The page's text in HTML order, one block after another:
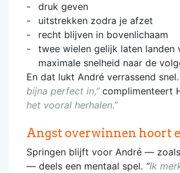
druk geven
uitstrekken zodra je afzet
recht blijven in bovenlichaam
twee wielen gelijk laten landen
maximale snelheid naar de
En dat lukt André verrassend snel.
bijna perfect in,” complimenteert
het vooral herhalen.”
Angst overwinnen hoort
Springen blijft voor André —
— deels een mentaal spel. “Ik